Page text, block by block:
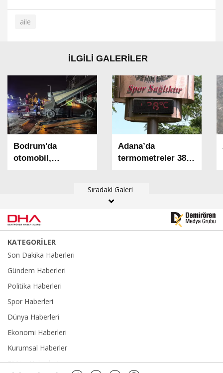
aile
İLGİLİ GALERİLER
Sıradaki Galeri
Bodrum'da
otomobil,
Adana’da
termometreler 38
KATEGORİLER
Son Dakika Haberleri
Gündem Haberleri
Politika Haberleri
Spor Haberleri
Dünya Haberleri
Ekonomi Haberleri
Kurumsal Haberler
Eğitim Haberleri